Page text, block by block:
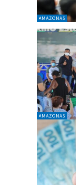
AMAZONAS
AMAZONAS